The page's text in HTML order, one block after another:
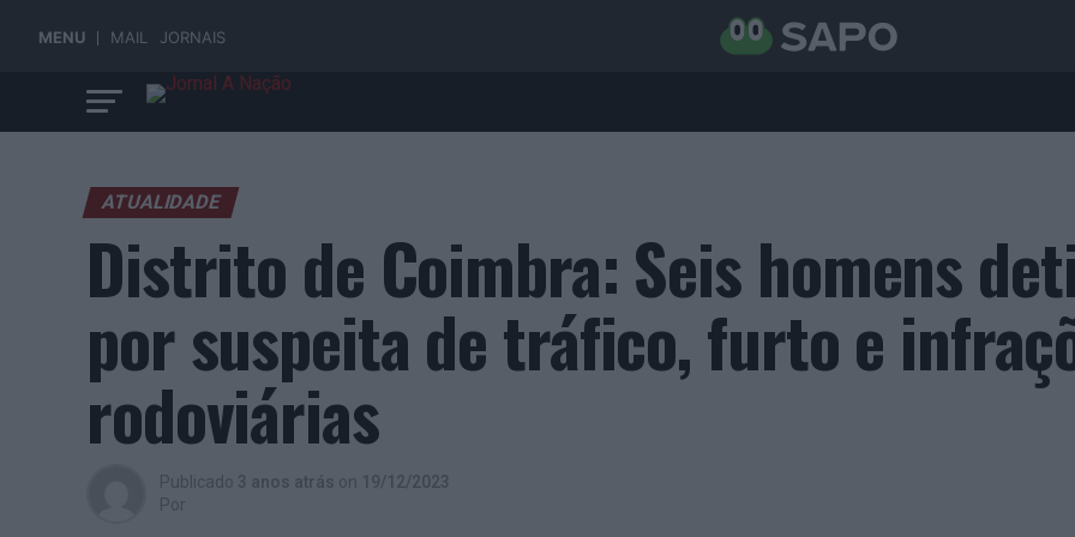
MENU MAIL JORNAIS
ATUALIDADE
Distrito de Coimbra: Seis homens
por suspeita de tráfico, furto e
rodoviárias
Publicado 3 anos atrás on 19/12/2023
Por